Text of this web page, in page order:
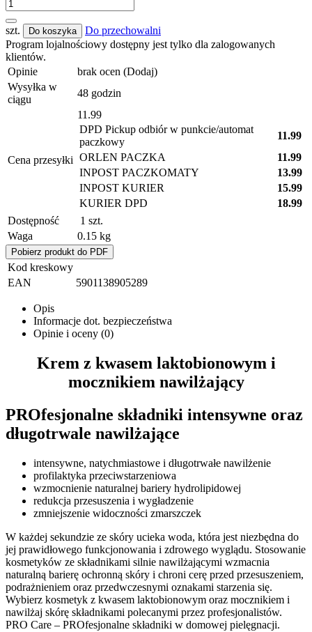
szt. Do koszyka
Do przechowalni
Program lojalnościowy dostępny jest tylko dla zalogowanych
klientów.
Opinie
brak ocen (Dodaj)
Wysyłka w
ciągu
48 godzin
Cena przesyłki
11.99
DPD Pickup odbiór w punkcie/automat
paczkowy
11.99
ORLEN PACZKA
11.99
INPOST PACZKOMATY
13.99
INPOST KURIER
15.99
KURIER DPD
18.99
Dostępność
1 szt.
Waga
0.15 kg
Pobierz produkt do PDF
Kod kreskowy
EAN
5901138905289
Opis
Informacje dot. bezpieczeństwa
Opinie i oceny (0)
Krem z kwasem laktobionowym i
mocznikiem nawilżający
PROfesjonalne składniki intensywne oraz
długotrwale nawilżające
intensywne, natychmiastowe i długotrwałe nawilżenie
profilaktyka przeciwstarzeniowa
wzmocnienie naturalnej bariery hydrolipidowej
redukcja przesuszenia i wygładzenie
zmniejszenie widoczności zmarszczek
W każdej sekundzie ze skóry ucieka woda, która jest niezbędna do
jej prawidłowego funkcjonowania i zdrowego wyglądu. Stosowanie
kosmetyków ze składnikami silnie nawilżającymi wzmacnia
naturalną barierę ochronną skóry i chroni cerę przed przesuszeniem,
podrażnieniem oraz przedwczesnymi oznakami starzenia się.
Wybierz kosmetyk z kwasem laktobionowym oraz mocznikiem i
nawilżaj skórę składnikami polecanymi przez profesjonalistów.
PRO Care – PROfesjonalne składniki w domowej pielęgnacji.